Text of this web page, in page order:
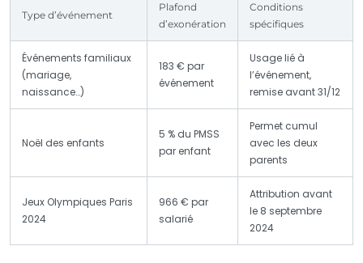
Type d’événement
Plafond
d’exonération
Conditions
spécifiques
Événements familiaux
(mariage,
naissance…)
183 € par
événement
Usage lié à
l’événement,
remise avant 31/12
Noël des enfants
5 % du PMSS
par enfant
Permet cumul
avec les deux
parents
Jeux Olympiques Paris
2024
966 € par
salarié
Attribution avant
le 8 septembre
2024